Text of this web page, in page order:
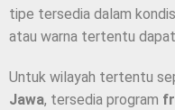
tipe tersedia dalam
atau warna tertentu
Untuk wilayah tertentu
Jawa, tersedia program